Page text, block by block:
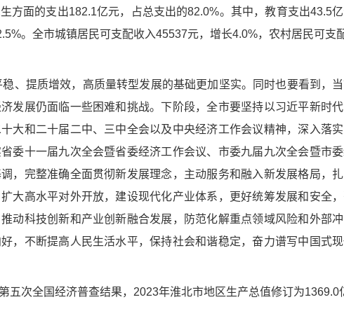
方面的支出182.1亿元，占总支出的82.0%。其中，教育支出43.5
。全市城镇居民可支配收入45537元，增长4.0%，农村居民可支
、提质增效，高质量转型发展的基础更加坚实。同时也要看到，
发展仍面临一些困难和挑战。下阶段，全市要坚持以习近平新时
大和二十届二中、三中全会以及中央经济工作会议精神，深入落
委十一届九次全会暨省委经济工作会议、市委九届九次全会暨市
，完整准确全面贯彻新发展理念，主动服务和融入新发展格局，
大高水平对外开放，建设现代化产业体系，更好统筹发展和安全
动科技创新和产业创新融合发展，防范化解重点领域风险和外部
，不断提高人民生活水平，保持社会和谐稳定，奋力谱写中国式
五次全国经济普查结果，2023年淮北市地区生产总值修订为1369.0